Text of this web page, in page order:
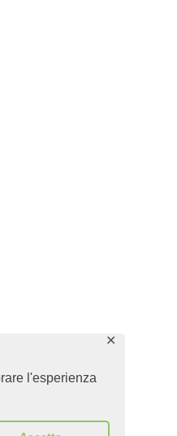
l'esperienza
✕